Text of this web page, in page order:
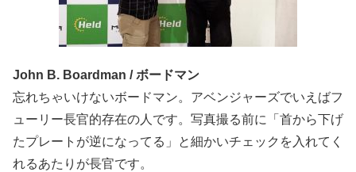
John B. Boardman / ボードマン
忘れちゃいけないボードマン。アベンジャーズでいえばフ
ューリー長官的存在の人です。写真撮る前に「首から下げ
たプレートが逆になってる」と細かいチェックを入れてく
れるあたりが長官です。